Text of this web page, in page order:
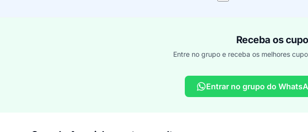
Receba os
Entre no grupo e receba os melhores
Entrar no grupo do